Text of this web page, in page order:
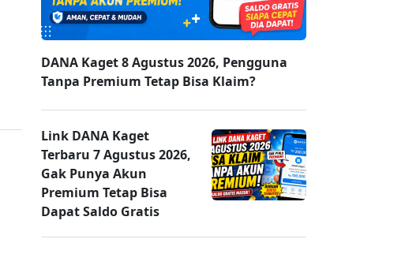
DANA Kaget 8 Agustus 2026, Pengguna
Tanpa Premium Tetap Bisa Klaim?
Link DANA Kaget
Terbaru 7 Agustus 2026,
Gak Punya Akun
Premium Tetap Bisa
Dapat Saldo Gratis